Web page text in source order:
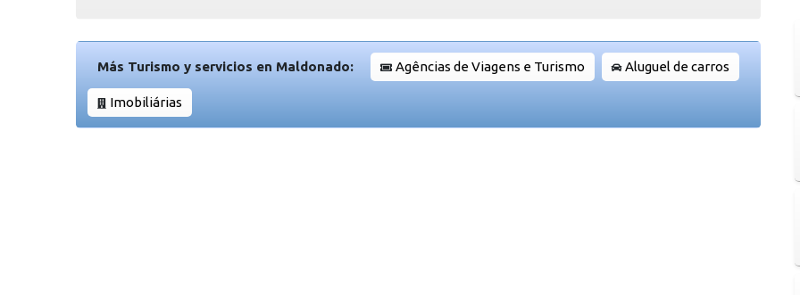
Más Turismo y servicios en Maldonado: Agências de Viagens e Turismo Aluguel de carros
Imobiliárias